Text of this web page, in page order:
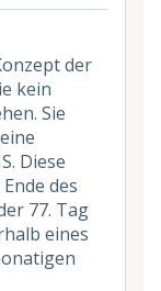
der
kein
Sie
Diese
des
77. Tag
eines